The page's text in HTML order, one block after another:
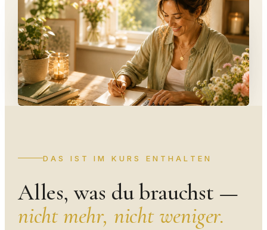
DAS IST IM KURS ENTHALTEN
Alles, was du brauchst —
nicht mehr, nicht weniger.